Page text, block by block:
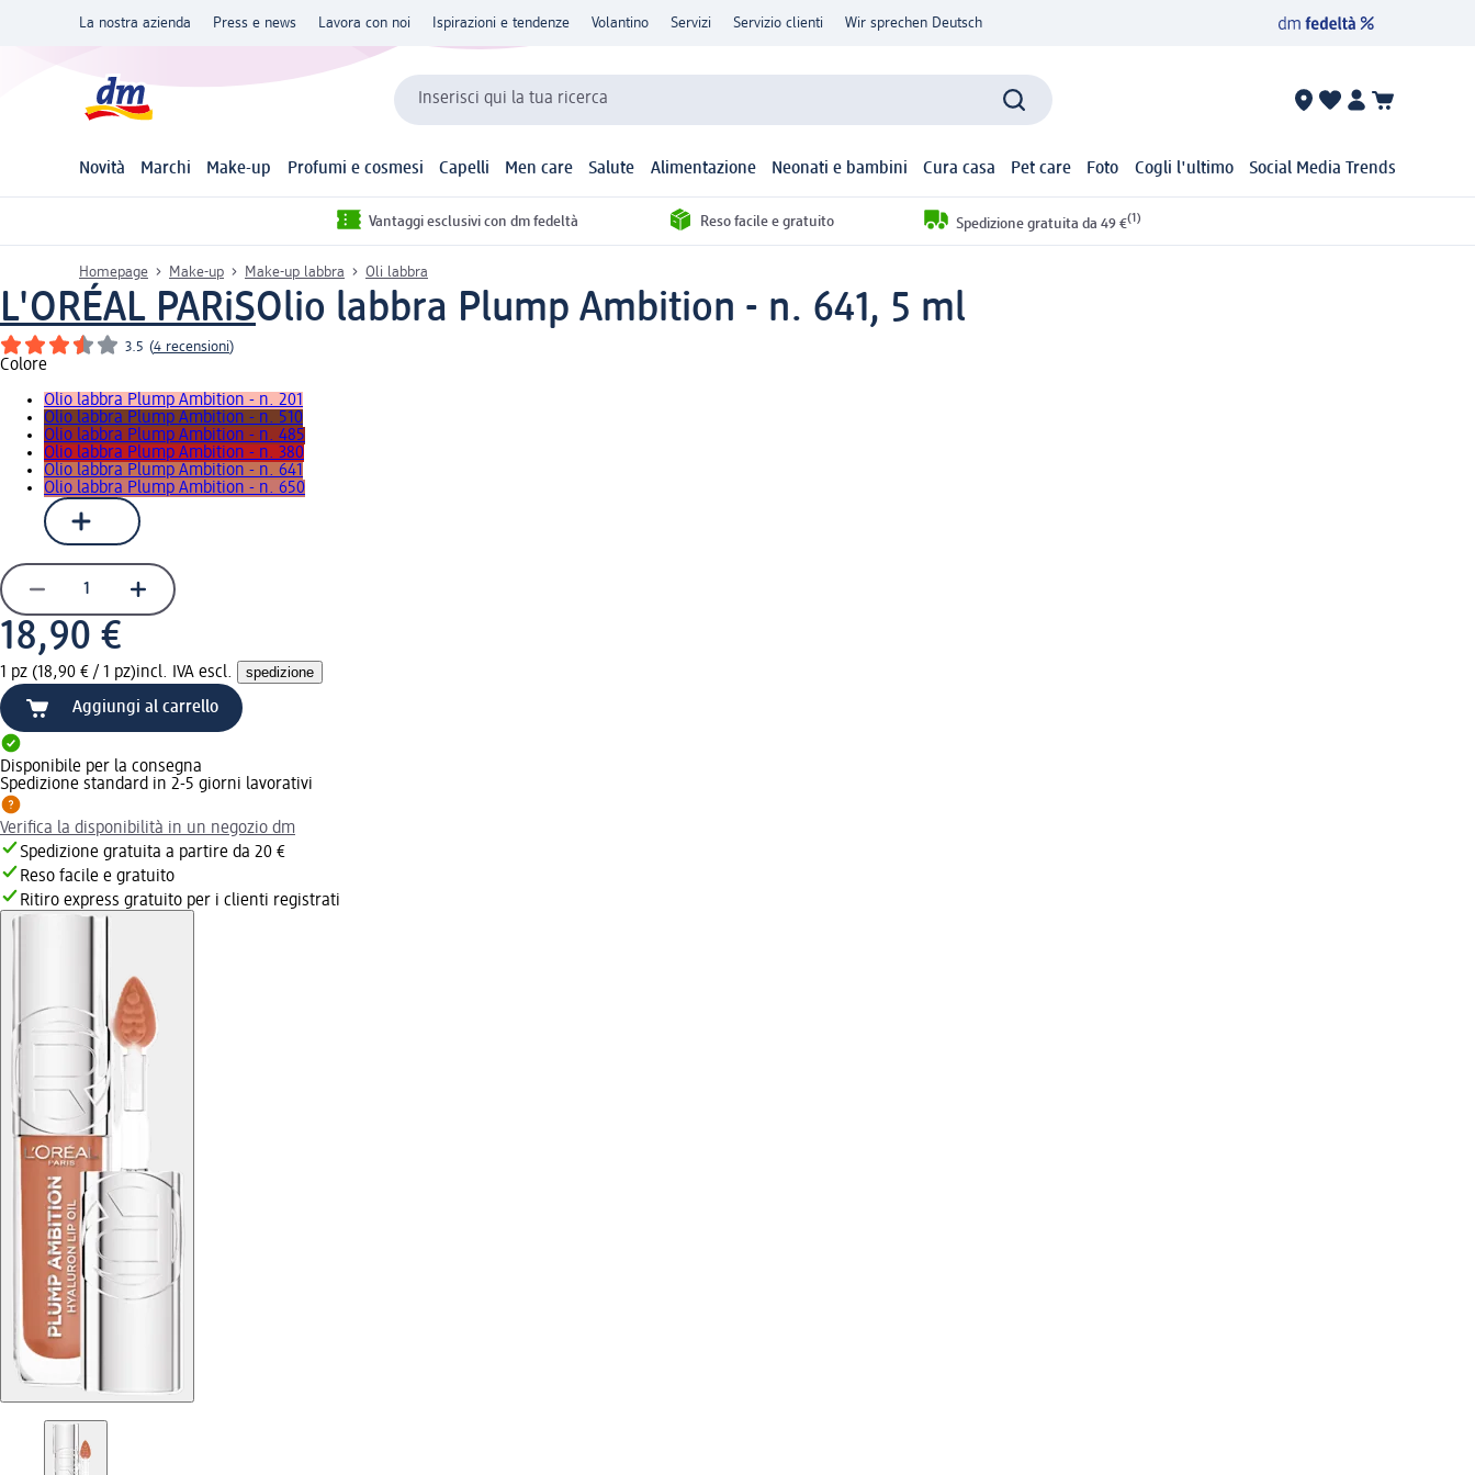
La nostra azienda Press e news Lavora con noi Ispirazioni e tendenze Volantino Servizi Servizio clienti Wir sprechen Deutsch
Inserisci qui la tua ricerca
Novità Marchi Make-up Profumi e cosmesi Capelli Men care Salute Alimentazione Neonati e bambini Cura casa Pet care Foto Cogli l'ultimo Social Media Trends
Vantaggi esclusivi con dm fedeltà Reso facile e gratuito Spedizione gratuita da 49 €(1)
Homepage Make-up Make-up labbra Oli labbra
L'ORÉAL PARiSOlio labbra Plump Ambition - n. 641, 5 ml
3.5 (4 recensioni)
Colore
Olio labbra Plump Ambition - n. 201
Olio labbra Plump Ambition - n. 510
Olio labbra Plump Ambition - n. 485
Olio labbra Plump Ambition - n. 380
Olio labbra Plump Ambition - n. 641
Olio labbra Plump Ambition - n. 650
18,90 €
1 pz (18,90 € / 1 pz)incl. IVA escl. spedizione
Aggiungi al carrello
Disponibile per la consegna
Spedizione standard in 2-5 giorni lavorativi
Verifica la disponibilità in un negozio dm
Spedizione gratuita a partire da 20 €
Reso facile e gratuito
Ritiro express gratuito per i clienti registrati